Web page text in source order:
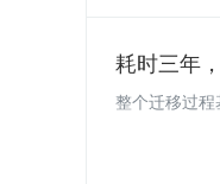
耗时三年
整个迁移过程